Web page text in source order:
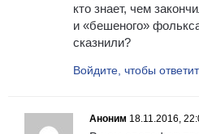
кто знает, чем
и «бешеного»
сказнили?
Войдите, чтобы
Аноним 18.11.2016,